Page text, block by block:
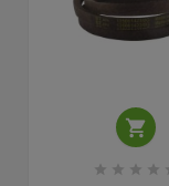

   